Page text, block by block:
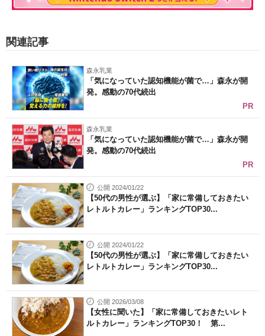
関連記事
森永乳業
「気になっていた認知機能が菌で…」森永が開
発。感動の70代続出
PR
森永乳業
「気になっていた認知機能が菌で…」森永が開
発。感動の70代続出
PR
公開 2024/01/22
【50代の男性が選ぶ】「家に常備しておきたい
レトルトカレー」ランキングTOP30...
公開 2024/01/22
【50代の男性が選ぶ】「家に常備しておきたい
レトルトカレー」ランキングTOP30...
公開 2026/03/08
【女性に聞いた】「家に常備しておきたいレト
ルトカレー」ランキングTOP30！ 第...